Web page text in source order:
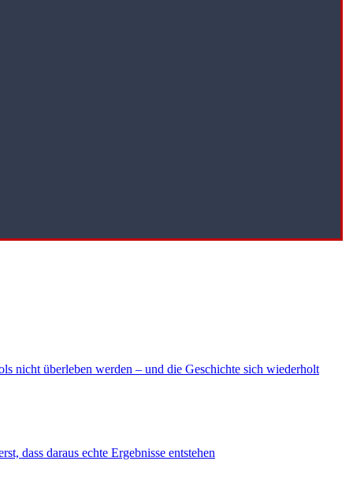
nicht überleben werden – und die Geschichte sich wiederholt
dass daraus echte Ergebnisse entstehen